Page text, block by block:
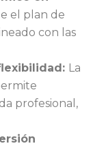
el plan de
con las
La
profesional,